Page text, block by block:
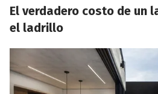
El verdadero costo de un
el ladrillo